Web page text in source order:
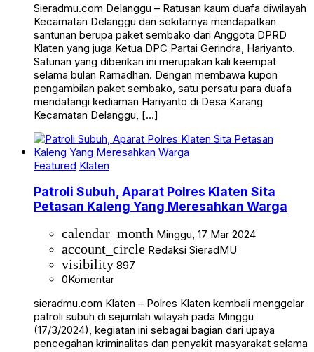
Sieradmu.com Delanggu – Ratusan kaum duafa diwilayah
Kecamatan Delanggu dan sekitarnya mendapatkan
santunan berupa paket sembako dari Anggota DPRD
Klaten yang juga Ketua DPC Partai Gerindra, Hariyanto.
Satunan yang diberikan ini merupakan kali keempat
selama bulan Ramadhan. Dengan membawa kupon
pengambilan paket sembako, satu persatu para duafa
mendatangi kediaman Hariyanto di Desa Karang
Kecamatan Delanggu, […]
Featured Klaten
Patroli Subuh, Aparat Polres Klaten Sita
Petasan Kaleng Yang Meresahkan Warga
calendar_month Minggu, 17 Mar 2024
account_circle Redaksi SieradMU
visibility 897
0Komentar
sieradmu.com Klaten – Polres Klaten kembali menggelar
patroli subuh di sejumlah wilayah pada Minggu
(17/3/2024), kegiatan ini sebagai bagian dari upaya
pencegahan kriminalitas dan penyakit masyarakat selama